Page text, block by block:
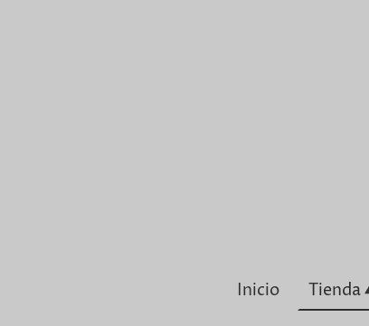
Inicio Tienda